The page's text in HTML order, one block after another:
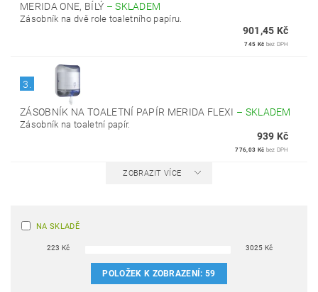
MERIDA ONE, BÍLÝ –SKLADEM
Zásobník na dvě role toaletního papíru.
901,45 Kč
745 Kč bez DPH
3.
ZÁSOBNÍK NA TOALETNÍ PAPÍR MERIDA FLEXI – SKLADEM
Zásobník na toaletní papír.
939 Kč
776,03 Kč bez DPH
ZOBRAZIT VÍCE
NA SKLADĚ
223 Kč 3025 Kč
POLOŽEK K ZOBRAZENÍ:59